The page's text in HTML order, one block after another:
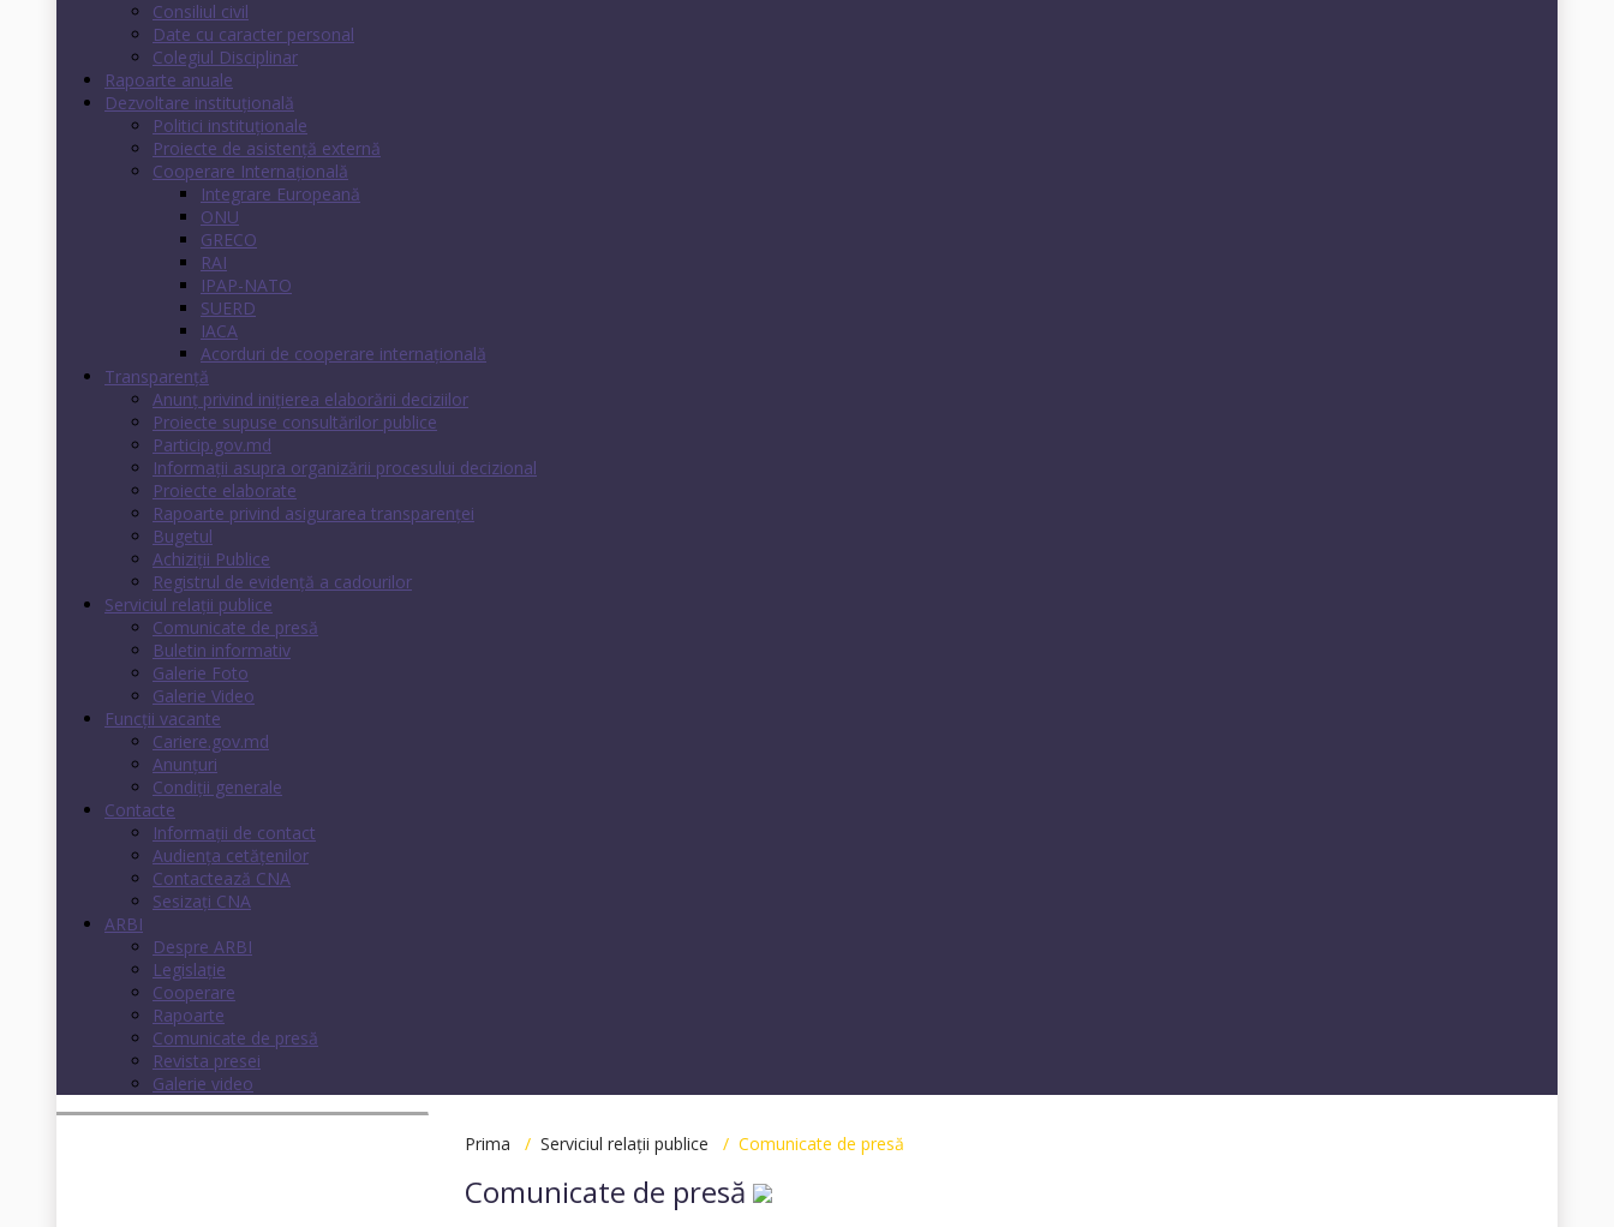
Consiliul civil
Date cu caracter personal
Colegiul Disciplinar
Rapoarte anuale
Dezvoltare instituţională
Politici instituţionale
Proiecte de asistenţă externă
Cooperare Internaţională
Integrare Europeană
ONU
GRECO
RAI
IPAP-NATO
SUERD
IACA
Acorduri de cooperare internaţională
Transparenţă
Anunț privind inițierea elaborării deciziilor
Proiecte supuse consultărilor publice
Particip.gov.md
Informații asupra organizării procesului decizional
Proiecte elaborate
Rapoarte privind asigurarea transparenţei
Bugetul
Achiziții Publice
Registrul de evidenţă a cadourilor
Serviciul relații publice
Comunicate de presă
Buletin informativ
Galerie Foto
Galerie Video
Funcții vacante
Cariere.gov.md
Anunţuri
Condiţii generale
Contacte
Informații de contact
Audienţa cetăţenilor
Contactează CNA
Sesizați CNA
ARBI
Despre ARBI
Legislație
Cooperare
Rapoarte
Comunicate de presă
Revista presei
Galerie video
Prima / Serviciul relații publice / Comunicate de presă
Comunicate de presă